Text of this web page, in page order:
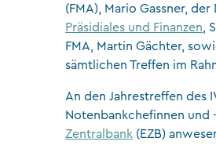
(FMA), Mario Gassner,
Präsidiales und Finanzen ,
FMA, Martin Gächter,
sämtlichen Treffen im
An den Jahrestreffen des
Notenbankchefinnen
Zentralbank (EZB)